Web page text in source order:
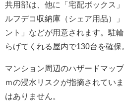
共用部は、他に「宅配ボックス
ルフデコ収納庫（シェア用品）
ント」などが用意されます。駐
らげてくれる屋内で130台を確保
マンション周辺のハザードマッ
ｍの浸水リスクが指摘されてい
はありません。